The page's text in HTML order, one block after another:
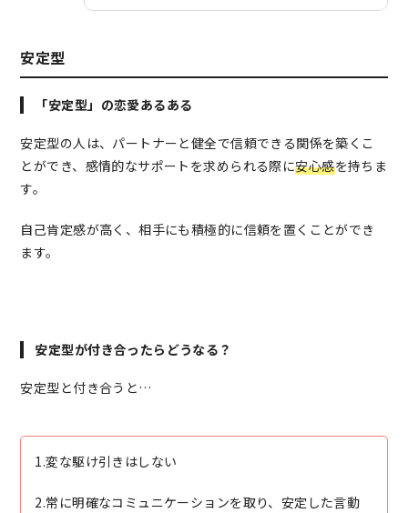
安定型
「安定型」の恋愛あるある
安定型の人は、パートナーと健全で信頼できる関係を築くこ
とができ、感情的なサポートを求められる際に安心感を持ちま
す。
自己肯定感が高く、相手にも積極的に信頼を置くことができ
ます。
安定型が付き合ったらどうなる？
安定型と付き合うと…
1.変な駆け引きはしない
2.常に明確なコミュニケーションを取り、安定した言動